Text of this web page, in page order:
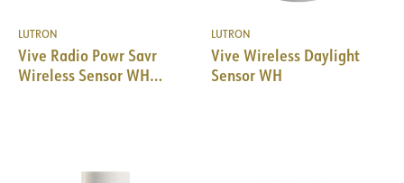
LUTRON
Vive Radio Powr Savr
Wireless Sensor WH
LUTRON
Vive Wireless Daylight
Sensor WH